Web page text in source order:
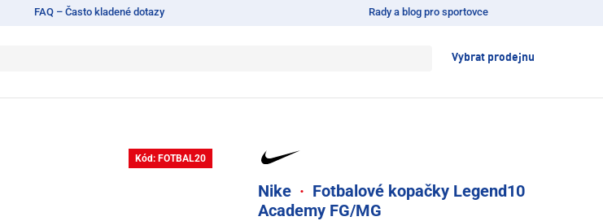
FAQ – Často kladené dotazy Rady a blog pro sportovce
Vybrat prodejnu
Kód: FOTBAL20
Nike · Fotbalové kopačky Legend10
Academy FG/MG